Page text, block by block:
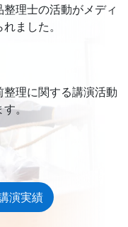
理士の活動がメディ
ました。
理に関する講演活動
す。
演実績